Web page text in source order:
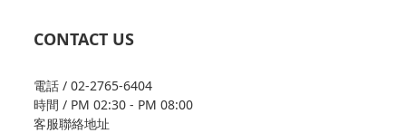
CONTACT US
電話 / 02-2765-6404
時間 / PM 02:30 - PM 08:00
客服聯絡地址